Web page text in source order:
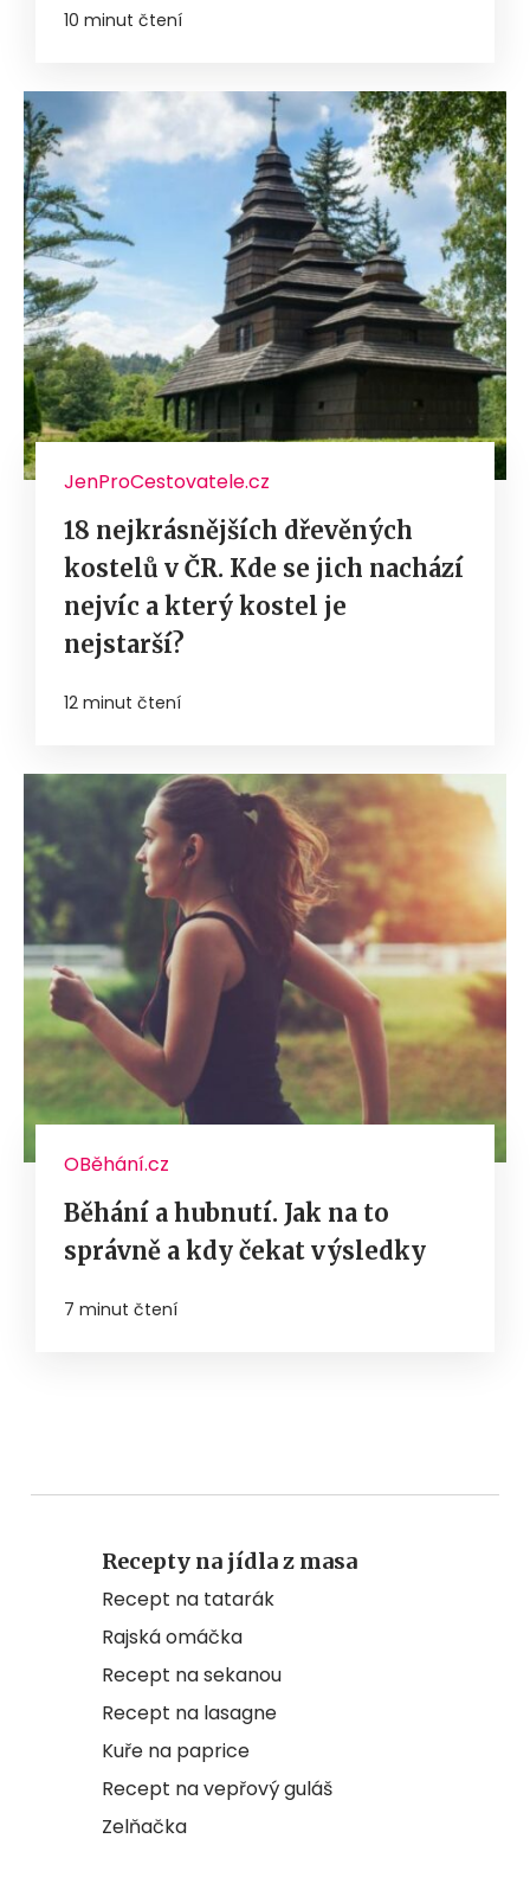
10 minut čtení
JenProCestovatele.cz
18 nejkrásnějších dřevěných
kostelů v ČR. Kde se jich nachází
nejvíc a který kostel je
nejstarší?
12 minut čtení
OBěhání.cz
Běhání a hubnutí. Jak na to
správně a kdy čekat výsledky
7 minut čtení
Recepty na jídla z masa
Recept na tatarák
Rajská omáčka
Recept na sekanou
Recept na lasagne
Kuře na paprice
Recept na vepřový guláš
Zelňačka